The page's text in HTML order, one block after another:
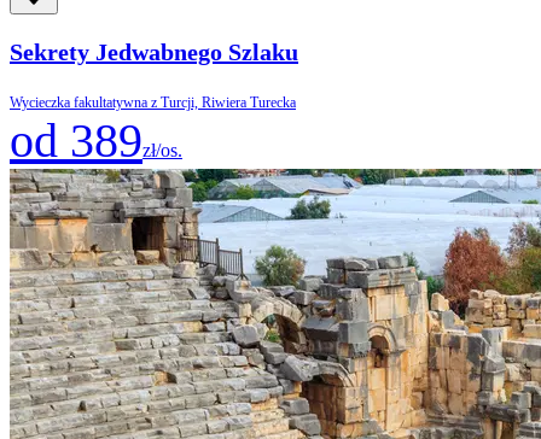
Sekrety Jedwabnego Szlaku
Wycieczka fakultatywna z Turcji, Riwiera Turecka
od 389zł/os.